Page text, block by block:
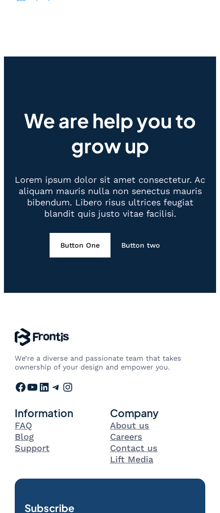
We are help you to
grow up
Lorem ipsum dolor sit amet consectetur. Ac
aliquam mauris nulla non senectus mauris
bibendum. Libero risus ultrices feugiat
blandit quis justo vitae facilisi.
Button One Button two
We’re a diverse and passionate team that takes
ownership of your design and empower you.
Facebook YouTube LinkedIn Telegram Instagram
Information
FAQ
Blog
Support
Company
About us
Careers
Contact us
Lift Media
Subscribe